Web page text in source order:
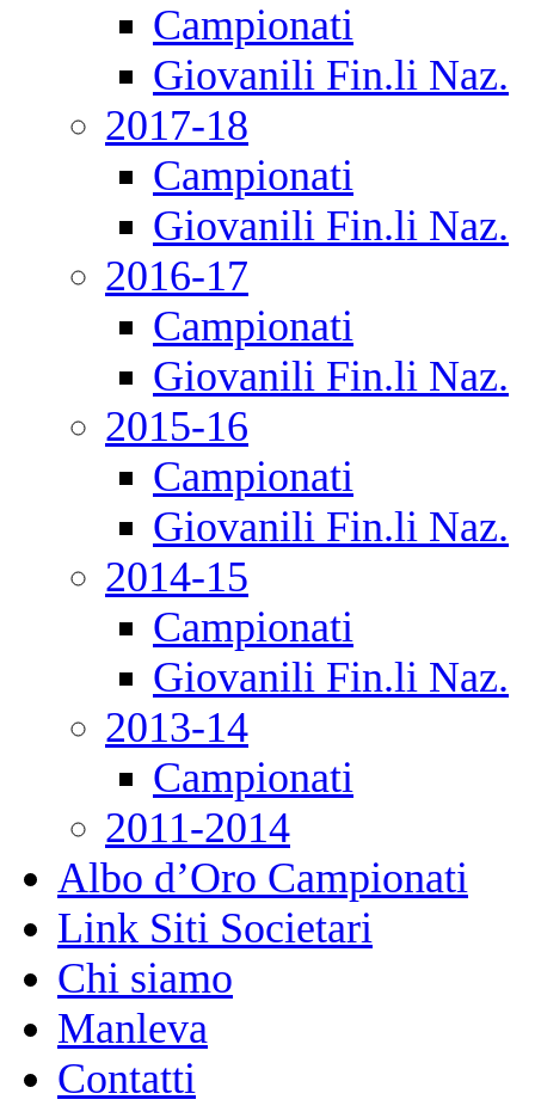
Campionati
Giovanili Fin.li Naz.
2017-18
Campionati
Giovanili Fin.li Naz.
2016-17
Campionati
Giovanili Fin.li Naz.
2015-16
Campionati
Giovanili Fin.li Naz.
2014-15
Campionati
Giovanili Fin.li Naz.
2013-14
Campionati
2011-2014
Albo d’Oro Campionati
Link Siti Societari
Chi siamo
Manleva
Contatti